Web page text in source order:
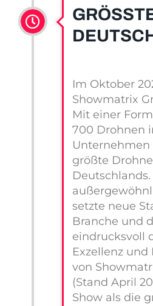
GRÖSSTE
Im Oktober
Showmatrix
Mit einer
700 Drohnen
Unternehmen
größte
Deutschlands.
setzte neue
Branche und
eindrucksvoll
Exzellenz
von
(Stand April
Show als die